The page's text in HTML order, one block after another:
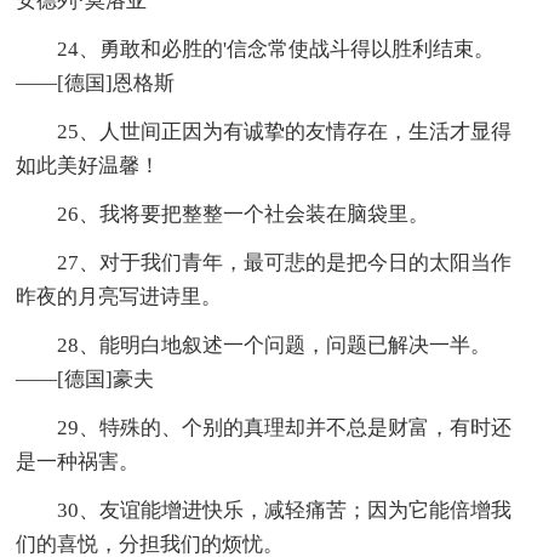
24、勇敢和必胜的'信念常使战斗得以胜利结束。
——[德国]恩格斯
25、人世间正因为有诚挚的友情存在，生活才显得
如此美好温馨！
26、我将要把整整一个社会装在脑袋里。
27、对于我们青年，最可悲的是把今日的太阳当作
昨夜的月亮写进诗里。
28、能明白地叙述一个问题，问题已解决一半。
——[德国]豪夫
29、特殊的、个别的真理却并不总是财富，有时还
是一种祸害。
30、友谊能增进快乐，减轻痛苦；因为它能倍增我
们的喜悦，分担我们的烦忧。